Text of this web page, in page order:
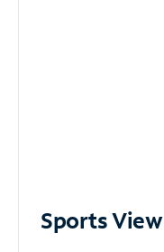
Sports View